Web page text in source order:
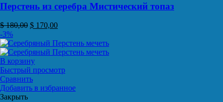
Перстень из серебра Мистический топаз
$180,00 $ 170,00
-3%
В корзину
Быстрый просмотр
Сравнить
Добавить в избранное
Закрыть